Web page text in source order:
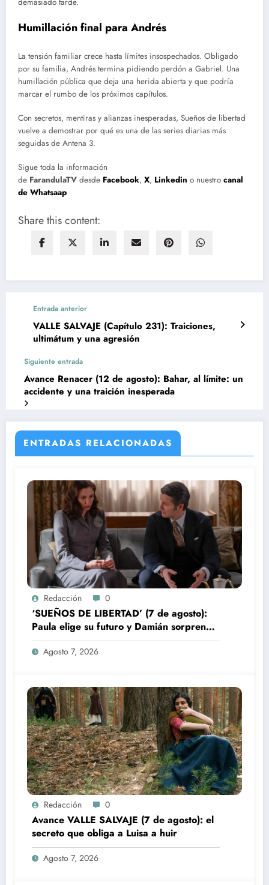
Humillación final para Andrés
La tensión familiar crece hasta límites insospechados. Obligado
por su familia, Andrés termina pidiendo perdón a Gabriel. Una
humillación pública que deja una herida abierta y que podría
marcar el rumbo de los próximos capítulos.
Con secretos, mentiras y alianzas inesperadas, Sueños de libertad
vuelve a demostrar por qué es una de las series diarias más
seguidas de Antena 3.
Sigue toda la información
de FarandulaTV desde Facebook, X, Linkedin o nuestro canal
de Whatsaap
Share this content:
Entrada anterior
VALLE SALVAJE (Capítulo 231): Traiciones,
ultimátum y una agresión
Siguiente entrada
Avance Renacer (12 de agosto): Bahar, al límite: un
accidente y una traición inesperada
ENTRADAS RELACIONADAS
Redacción 0
‘SUEÑOS DE LIBERTAD’ (7 de agosto):
Paula elige su futuro y Damián sorprende
a Bianca
Agosto 7, 2026
Redacción 0
Avance VALLE SALVAJE (7 de agosto): el
secreto que obliga a Luisa a huir
Agosto 7, 2026